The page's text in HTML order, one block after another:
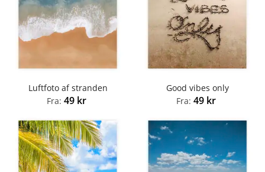
Luftfoto af stranden
Fra: 49 kr
Good vibes only
Fra: 49 kr